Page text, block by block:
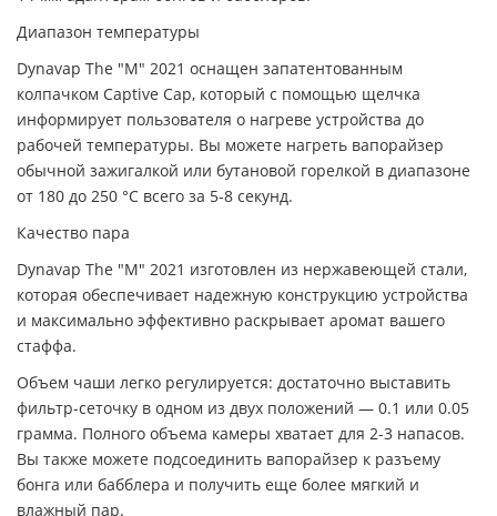
Диапазон температуры
Dynavap The "M" 2021 оснащен запатентованным
колпачком Captive Cap, который с помощью щелчка
информирует пользователя о нагреве устройства до
рабочей температуры. Вы можете нагреть вапорайзер
обычной зажигалкой или бутановой горелкой в диапазоне
от 180 до 250 °C всего за 5-8 секунд.
Качество пара
Dynavap The "M" 2021 изготовлен из нержавеющей стали,
которая обеспечивает надежную конструкцию устройства
и максимально эффективно раскрывает аромат вашего
стаффа.
Объем чаши легко регулируется: достаточно выставить
фильтр-сеточку в одном из двух положений — 0.1 или 0.05
грамма. Полного объема камеры хватает для 2-3 напасов.
Вы также можете подсоединить вапорайзер к разъему
бонга или бабблера и получить еще более мягкий и
влажный пар.